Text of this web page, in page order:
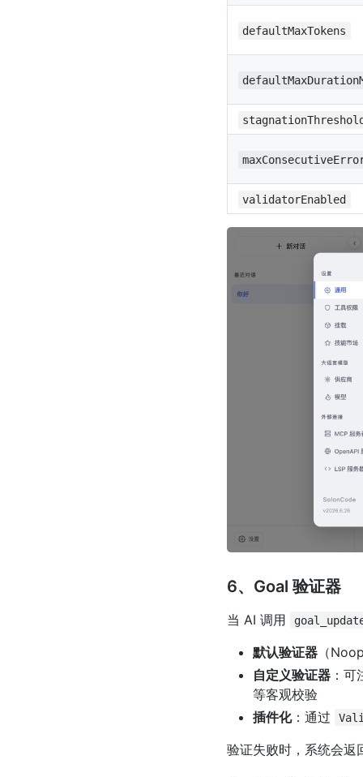
defaultMaxTokens
validatorEnabled
6、Goal 验证器
当 AI 调用
默认验证器 （
自定义验证器 ：
等客观校验
插件化：通过
验证失败时，系统会返